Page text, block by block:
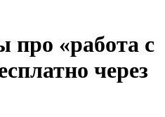
про «работа с
через